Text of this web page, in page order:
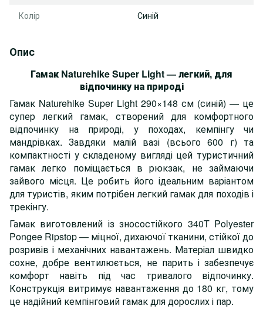
Колір Синій
Опис
Гамак Naturehike Super Light — легкий, для
відпочинку на природі
Гамак Naturehike Super Light 290×148 см (синій) — це
супер легкий гамак, створений для комфортного
відпочинку на природі, у походах, кемпінгу чи
мандрівках. Завдяки малій вазі (всього 600 г) та
компактності у складеному вигляді цей туристичний
гамак легко поміщається в рюкзак, не займаючи
зайвого місця. Це робить його ідеальним варіантом
для туристів, яким потрібен легкий гамак для походів і
трекінгу.
Гамак виготовлений із зносостійкого 340T Polyester
Pongee Ripstop — міцної, дихаючої тканини, стійкої до
розривів і механічних навантажень. Матеріал швидко
сохне, добре вентилюється, не парить і забезпечує
комфорт навіть під час тривалого відпочинку.
Конструкція витримує навантаження до 180 кг, тому
це надійний кемпінговий гамак для дорослих і пар.